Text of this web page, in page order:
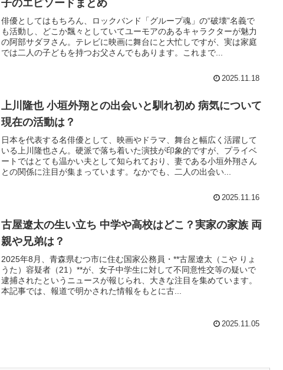
子のエピソードまとめ
俳優としてはもちろん、ロックバンド「グループ魂」の“破壊”名義で
も活動し、どこか飄々としていてユーモアのあるキャラクターが魅力
の阿部サダヲさん。テレビに映画に舞台にと大忙しですが、実は家庭
では二人の子どもを持つお父さんでもあります。これまで...
2025.11.18
上川隆也 小垣外翔との出会いと馴れ初め 病気について
現在の活動は？
日本を代表する名俳優として、映画やドラマ、舞台と幅広く活躍して
いる上川隆也さん。硬派で落ち着いた演技が印象的ですが、プライベ
ートではとても温かい夫として知られており、妻である小垣外翔さん
との関係に注目が集まっています。なかでも、二人の出会い...
2025.11.16
古屋遼太の生い立ち 中学や高校はどこ？実家の家族 両
親や兄弟は？
2025年8月、青森県むつ市に住む国家公務員・**古屋遼太（こや りょ
うた）容疑者（21）**が、女子中学生に対して不同意性交等の疑いで
逮捕されたというニュースが報じられ、大きな注目を集めています。
本記事では、報道で明かされた情報をもとに古...
2025.11.05